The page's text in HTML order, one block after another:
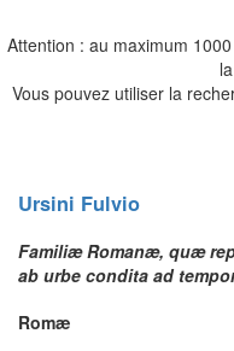
Attention : au maximum
Vous pouvez utiliser la
Ursini Fulvio
Familiæ Romanæ, quæ
ab urbe condita ad
Romæ